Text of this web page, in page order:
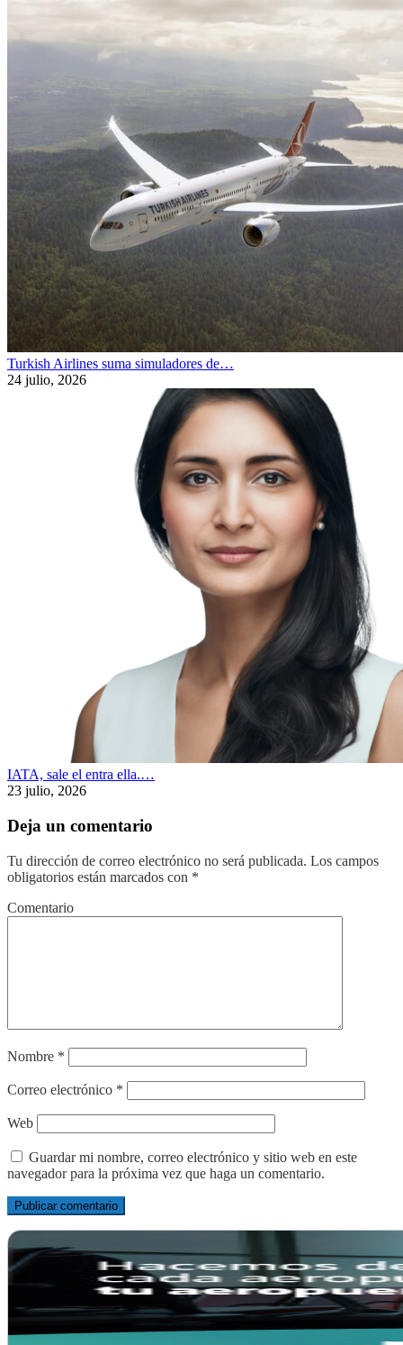
Turkish Airlines suma simuladores de…
24 julio, 2026
IATA, sale el entra ella.…
23 julio, 2026
Deja un comentario
Tu dirección de correo electrónico no será publicada. Los campos
obligatorios están marcados con *
Comentario
Nombre *
Correo electrónico *
Web
Guardar mi nombre, correo electrónico y sitio web en este
navegador para la próxima vez que haga un comentario.